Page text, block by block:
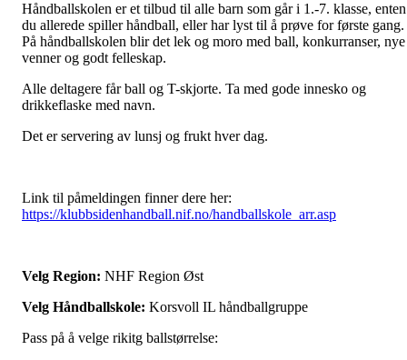
Håndballskolen er et tilbud til alle barn som går i 1.-7. klasse, enten
du allerede spiller håndball, eller har lyst til å prøve for første gang.
På håndballskolen blir det lek og moro med ball, konkurranser, nye
venner og godt felleskap.
Alle deltagere får ball og T-skjorte. Ta med gode innesko og
drikkeflaske med navn.
Det er servering av lunsj og frukt hver dag.
Link til påmeldingen finner dere her:
https://klubbsidenhandball.nif.no/handballskole_arr.asp
Velg Region: NHF Region Øst
Velg Håndballskole: Korsvoll IL håndballgruppe
Pass på å velge rikitg ballstørrelse: